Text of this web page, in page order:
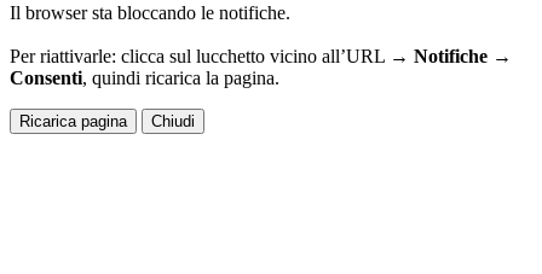
Il browser sta bloccando le notifiche.
Per riattivarle: clicca sul lucchetto vicino all’URL → Notifiche →
Consenti, quindi ricarica la pagina.
Ricarica pagina Chiudi